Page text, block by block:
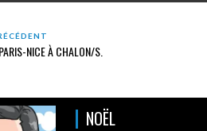
NICE À CHALON/S.
NOËL